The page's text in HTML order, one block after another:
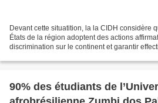
Devant cette situatition, la la CIDH considère
États de la région adoptent des actions
discrimination sur le continent et garantir
90% des étudiants de